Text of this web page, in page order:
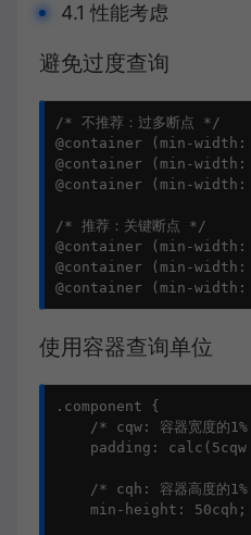
4.1 性能考虑
避免过度查询
/* 不推荐：过多断点 */
@container (min-
@container (min-
@container (min-
/* 推荐：关键断点 */
@container (min-
@container (min-
@container (min-
使用容器查询单位
.component {
/* cqw: 容器宽度的
padding: calc(5cqw
/* cqh: 容器高度的
    min-height: 50cqh;